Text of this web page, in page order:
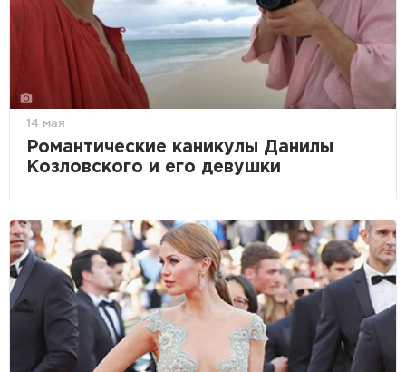
14 мая
Романтические каникулы Данилы
Козловского и его девушки